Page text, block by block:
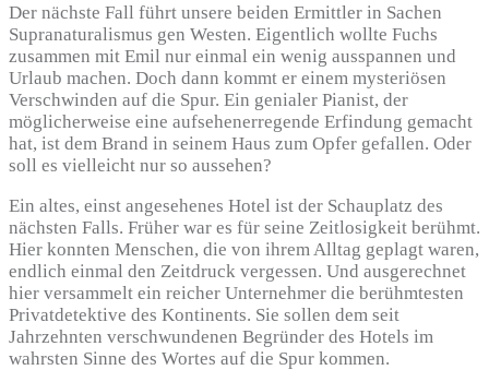
Der nächste Fall führt unsere beiden Ermittler in Sachen
Supranaturalismus gen Westen. Eigentlich wollte Fuchs
zusammen mit Emil nur einmal ein wenig ausspannen und
Urlaub machen. Doch dann kommt er einem mysteriösen
Verschwinden auf die Spur. Ein genialer Pianist, der
möglicherweise eine aufsehenerregende Erfindung gemacht
hat, ist dem Brand in seinem Haus zum Opfer gefallen. Oder
soll es vielleicht nur so aussehen?
Ein altes, einst angesehenes Hotel ist der Schauplatz des
nächsten Falls. Früher war es für seine Zeitlosigkeit berühmt.
Hier konnten Menschen, die von ihrem Alltag geplagt waren,
endlich einmal den Zeitdruck vergessen. Und ausgerechnet
hier versammelt ein reicher Unternehmer die berühmtesten
Privatdetektive des Kontinents. Sie sollen dem seit
Jahrzehnten verschwundenen Begründer des Hotels im
wahrsten Sinne des Wortes auf die Spur kommen.